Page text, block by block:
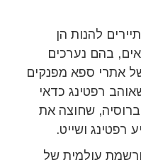
להנות הן
בהם נערכים
אתרי ספא מפנקים
רפטינג כדאי
שחוצה את
רפטינג ושייט.
עולמית של